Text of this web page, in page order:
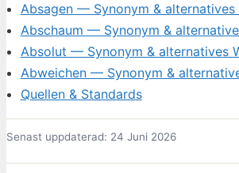
Absagen — Synonym & alternatives
Abschaum — Synonym &
Absolut — Synonym & alternatives
Abweichen — Synonym &
Quellen & Standards
Senast uppdaterad: 24 Juni 2026